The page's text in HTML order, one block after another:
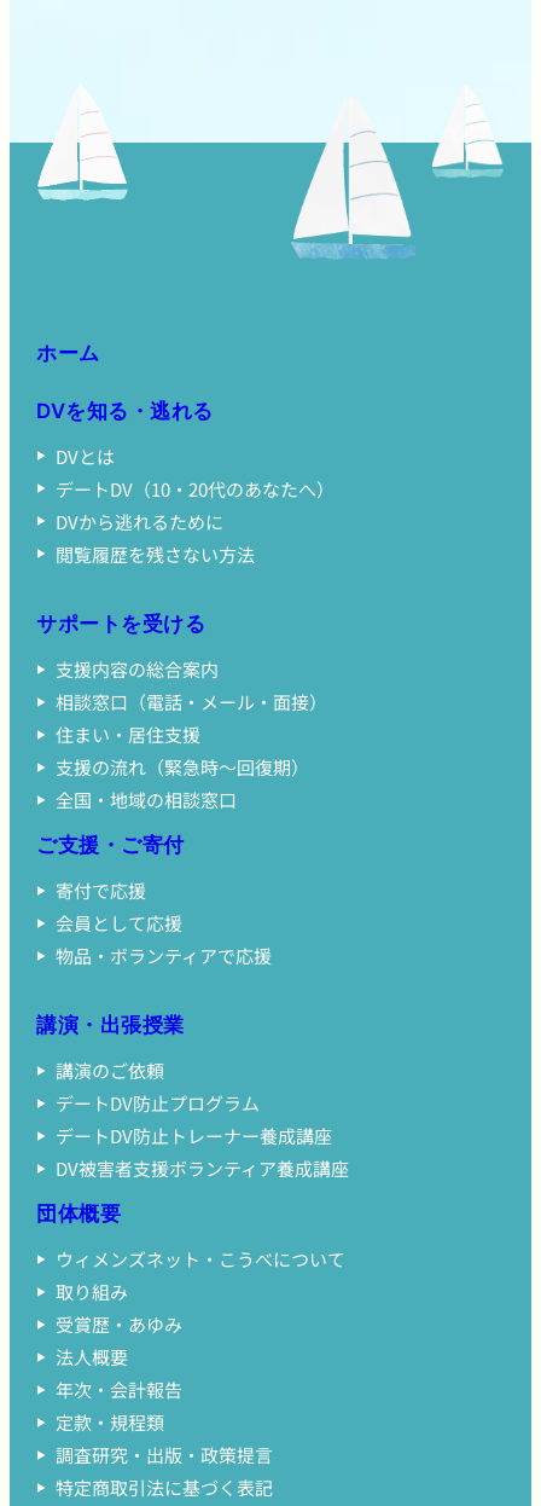
ホーム
DVを知る・逃れる
DVとは
デートDV（10・20代のあなたへ）
DVから逃れるために
閲覧履歴を残さない方法
サポートを受ける
支援内容の総合案内
相談窓口（電話・メール・面接）
住まい・居住支援
支援の流れ（緊急時〜回復期）
全国・地域の相談窓口
ご支援・ご寄付
寄付で応援
会員として応援
物品・ボランティアで応援
講演・出張授業
講演のご依頼
デートDV防止プログラム
デートDV防止トレーナー養成講座
DV被害者支援ボランティア養成講座
団体概要
ウィメンズネット・こうべについて
取り組み
受賞歴・あゆみ
法人概要
年次・会計報告
定款・規程類
調査研究・出版・政策提言
特定商取引法に基づく表記